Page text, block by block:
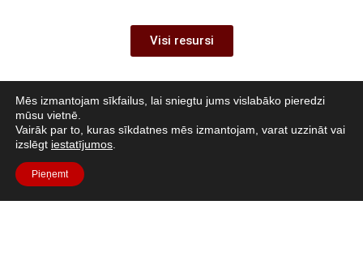
Visi resursi
Mēs izmantojam sīkfailus, lai sniegtu jums vislabāko pieredzi
mūsu vietnē.
Vairāk par to, kuras sīkdatnes mēs izmantojam, varat uzzināt vai
izslēgt iestatījumos
Pieņemt